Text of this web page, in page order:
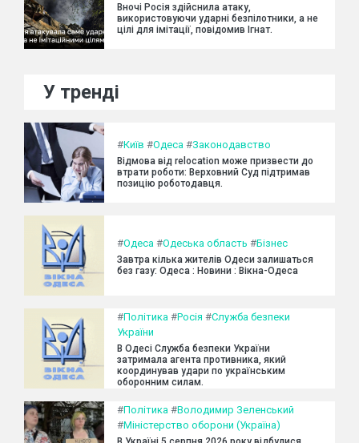
Вночі Росія здійснила атаку,
використовуючи ударні безпілотники, а не
цілі для імітації, повідомив Ігнат.
У тренді
#Київ #Одеса #Законодавство
Відмова від relocation може призвести до
втрати роботи: Верховний Суд підтримав
позицію роботодавця.
#Одеса #Одеська область #Бізнес
Завтра кілька жителів Одеси залишаться
без газу: Одеса : Новини : Вікна-Одеса
#Політика #Росія #Служба безпеки
України
В Одесі Служба безпеки України
затримала агента противника, який
координував удари по українським
оборонним силам.
#Політика #Володимир Зеленський
#Міністерство оборони (Україна)